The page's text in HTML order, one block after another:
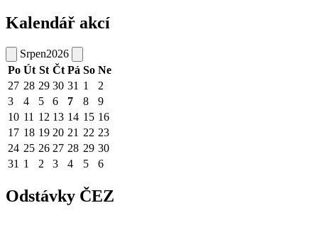
Kalendář akcí
Srpen2026
Po Út St Čt Pá So Ne
27 28 29 30 31 1
2
3
4 5 6 7 8
9
10 11 12 13 14 15 16
17 18 19 20 21 22 23
24 25 26 27 28 29 30
31 1 2 3 4 5 6
Odstávky ČEZ